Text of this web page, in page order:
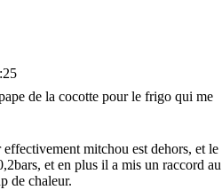
de la cocotte pour le frigo qui me
mitchou est dehors, et le
et en plus il a mis un raccord au
de chaleur.